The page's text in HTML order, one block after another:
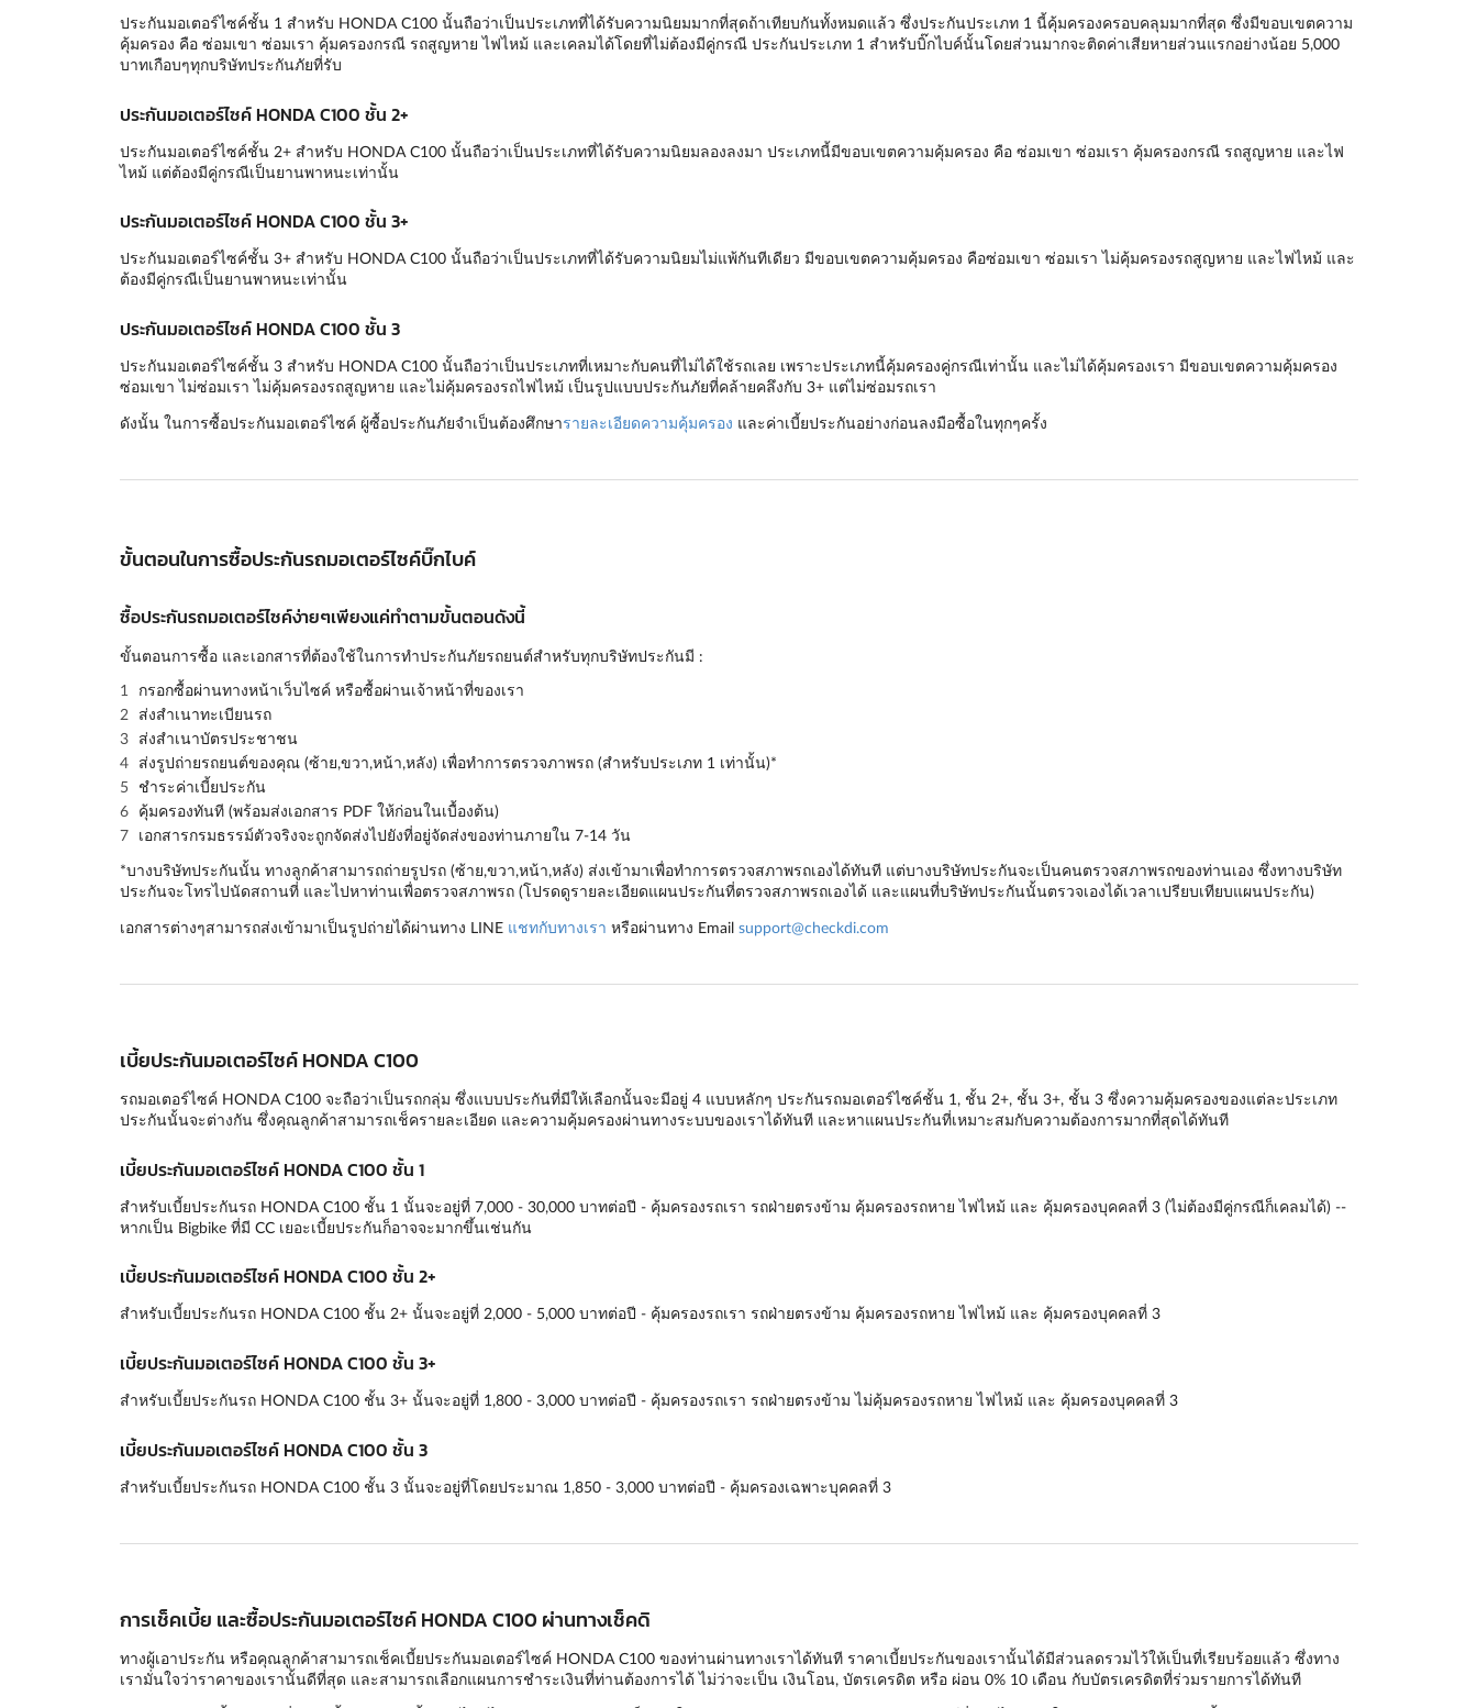
ประกันมอเตอร์ไซค์ชั้น 1 สำหรับ HONDA C100 นั้นถือว่าเป็นประเภทที่ได้รับความนิยมมากที่สุดถ้าเทียบกันทั้งหมดแล้ว ซึ่งประกันประเภท 1 นี้คุ้มครองครอบคลุมมากที่สุด ซึ่งมีขอบเขตความ
คุ้มครอง คือ ซ่อมเขา ซ่อมเรา คุ้มครองกรณี รถสูญหาย ไฟไหม้ และเคลมได้โดยที่ไม่ต้องมีคู่กรณี ประกันประเภท 1 สำหรับบิ๊กไบค์นั้นโดยส่วนมากจะติดค่าเสียหายส่วนแรกอย่างน้อย 5,000
บาทเกือบๆทุกบริษัทประกันภัยที่รับ
ประกันมอเตอร์ไซค์ HONDA C100 ชั้น 2+
ประกันมอเตอร์ไซค์ชั้น 2+ สำหรับ HONDA C100 นั้นถือว่าเป็นประเภทที่ได้รับความนิยมลองลงมา ประเภทนี้มีขอบเขตความคุ้มครอง คือ ซ่อมเขา ซ่อมเรา คุ้มครองกรณี รถสูญหาย และไฟ
ไหม้ แต่ต้องมีคู่กรณีเป็นยานพาหนะเท่านั้น
ประกันมอเตอร์ไซค์ HONDA C100 ชั้น 3+
ประกันมอเตอร์ไซค์ชั้น 3+ สำหรับ HONDA C100 นั้นถือว่าเป็นประเภทที่ได้รับความนิยมไม่แพ้กันทีเดียว มีขอบเขตความคุ้มครอง คือซ่อมเขา ซ่อมเรา ไม่คุ้มครองรถสูญหาย และไฟไหม้ และ
ต้องมีคู่กรณีเป็นยานพาหนะเท่านั้น
ประกันมอเตอร์ไซค์ HONDA C100 ชั้น 3
ประกันมอเตอร์ไซค์ชั้น 3 สำหรับ HONDA C100 นั้นถือว่าเป็นประเภทที่เหมาะกับคนที่ไม่ได้ใช้รถเลย เพราะประเภทนี้คุ้มครองคู่กรณีเท่านั้น และไม่ได้คุ้มครองเรา มีขอบเขตความคุ้มครอง
ซ่อมเขา ไม่ซ่อมเรา ไม่คุ้มครองรถสูญหาย และไม่คุ้มครองรถไฟไหม้ เป็นรูปแบบประกันภัยที่คล้ายคลึงกับ 3+ แต่ไม่ซ่อมรถเรา
ดังนั้น ในการซื้อประกันมอเตอร์ไซค์ ผู้ซื้อประกันภัยจำเป็นต้องศึกษารายละเอียดความคุ้มครอง และค่าเบี้ยประกันอย่างก่อนลงมือซื้อในทุกๆครั้ง
ขั้นตอนในการซื้อประกันรถมอเตอร์ไซค์บิ๊กไบค์
ซื้อประกันรถมอเตอร์ไซค์ง่ายๆเพียงแค่ทำตามขั้นตอนดังนี้
ขั้นตอนการซื้อ และเอกสารที่ต้องใช้ในการทำประกันภัยรถยนต์สำหรับทุกบริษัทประกันมี :
กรอกซื้อผ่านทางหน้าเว็บไซค์ หรือซื้อผ่านเจ้าหน้าที่ของเรา
ส่งสำเนาทะเบียนรถ
ส่งสำเนาบัตรประชาชน
ส่งรูปถ่ายรถยนต์ของคุณ (ซ้าย,ขวา,หน้า,หลัง) เพื่อทำการตรวจภาพรถ (สำหรับประเภท 1 เท่านั้น)*
ชำระค่าเบี้ยประกัน
คุ้มครองทันที (พร้อมส่งเอกสาร PDF ให้ก่อนในเบื้องต้น)
เอกสารกรมธรรม์ตัวจริงจะถูกจัดส่งไปยังที่อยู่จัดส่งของท่านภายใน 7-14 วัน
*บางบริษัทประกันนั้น ทางลูกค้าสามารถถ่ายรูปรถ (ซ้าย,ขวา,หน้า,หลัง) ส่งเข้ามาเพื่อทำการตรวจสภาพรถเองได้ทันที แต่บางบริษัทประกันจะเป็นคนตรวจสภาพรถของท่านเอง ซึ่งทางบริษัท
ประกันจะโทรไปนัดสถานที่ และไปหาท่านเพื่อตรวจสภาพรถ (โปรดดูรายละเอียดแผนประกันที่ตรวจสภาพรถเองได้ และแผนที่บริษัทประกันนั้นตรวจเองได้เวลาเปรียบเทียบแผนประกัน)
เอกสารต่างๆสามารถส่งเข้ามาเป็นรูปถ่ายได้ผ่านทาง LINE แชทกับทางเรา หรือผ่านทาง Email support@checkdi.com
เบี้ยประกันมอเตอร์ไซค์ HONDA C100
รถมอเตอร์ไซค์ HONDA C100 จะถือว่าเป็นรถกลุ่ม ซึ่งแบบประกันที่มีให้เลือกนั้นจะมีอยู่ 4 แบบหลักๆ ประกันรถมอเตอร์ไซค์ชั้น 1, ชั้น 2+, ชั้น 3+, ชั้น 3ซึ่งความคุ้มครองของแต่ละประเภท
ประกันนั้นจะต่างกัน ซึ่งคุณลูกค้าสามารถเช็ครายละเอียด และความคุ้มครองผ่านทางระบบของเราได้ทันที และหาแผนประกันที่เหมาะสมกับความต้องการมากที่สุดได้ทันที
เบี้ยประกันมอเตอร์ไซค์ HONDA C100 ชั้น 1
สำหรับเบี้ยประกันรถ HONDA C100 ชั้น 1 นั้นจะอยู่ที่ 7,000 - 30,000 บาทต่อปี - คุ้มครองรถเรา รถฝ่ายตรงข้าม คุ้มครองรถหาย ไฟไหม้ และ คุ้มครองบุคคลที่ 3 (ไม่ต้องมีคู่กรณีก็เคลมได้) --
หากเป็น Bigbike ที่มี CC เยอะเบี้ยประกันก็อาจจะมากขึ้นเช่นกัน
เบี้ยประกันมอเตอร์ไซค์ HONDA C100 ชั้น 2+
สำหรับเบี้ยประกันรถ HONDA C100 ชั้น 2+ นั้นจะอยู่ที่ 2,000 - 5,000 บาทต่อปี - คุ้มครองรถเรา รถฝ่ายตรงข้าม คุ้มครองรถหาย ไฟไหม้ และ คุ้มครองบุคคลที่ 3
เบี้ยประกันมอเตอร์ไซค์ HONDA C100 ชั้น 3+
สำหรับเบี้ยประกันรถ HONDA C100 ชั้น 3+ นั้นจะอยู่ที่ 1,800 - 3,000 บาทต่อปี - คุ้มครองรถเรา รถฝ่ายตรงข้าม ไม่คุ้มครองรถหาย ไฟไหม้ และ คุ้มครองบุคคลที่ 3
เบี้ยประกันมอเตอร์ไซค์ HONDA C100 ชั้น 3
สำหรับเบี้ยประกันรถ HONDA C100 ชั้น 3 นั้นจะอยู่ที่โดยประมาณ 1,850 - 3,000 บาทต่อปี - คุ้มครองเฉพาะบุคคลที่ 3
การเช็คเบี้ย และซื้อประกันมอเตอร์ไซค์ HONDA C100 ผ่านทางเช็คดิ
ทางผู้เอาประกัน หรือคุณลูกค้าสามารถเช็คเบี้ยประกันมอเตอร์ไซค์ HONDA C100 ของท่านผ่านทางเราได้ทันที ราคาเบี้ยประกันของเรานั้นได้มีส่วนลดรวมไว้ให้เป็นที่เรียบร้อยแล้ว ซึ่งทาง
เรามั่นใจว่าราคาของเรานั้นดีที่สุด และสามารถเลือกแผนการชำระเงินที่ท่านต้องการได้ ไม่ว่าจะเป็น เงินโอน, บัตรเครดิต หรือ ผ่อน 0% 10 เดือน กับบัตรเครดิตที่ร่วมรายการได้ทันที